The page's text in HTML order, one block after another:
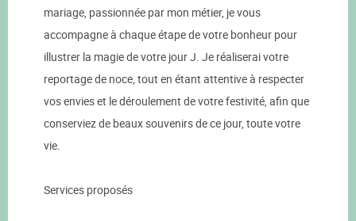
mariage, passionnée par mon métier, je vous
accompagne à chaque étape de votre bonheur pour
illustrer la magie de votre jour J. Je réaliserai votre
reportage de noce, tout en étant attentive à respecter
vos envies et le déroulement de votre festivité, afin que
conserviez de beaux souvenirs de ce jour, toute votre
vie.
Services proposés